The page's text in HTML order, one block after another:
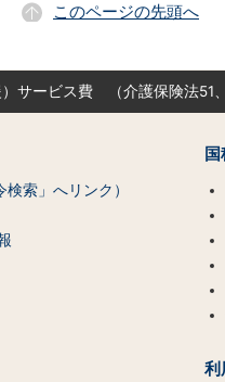
このページの先頭へ
サービス費 （介護保険法51、
索」へリンク）
利